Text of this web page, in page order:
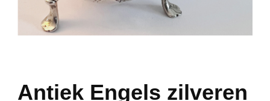
Antiek Engels zilveren